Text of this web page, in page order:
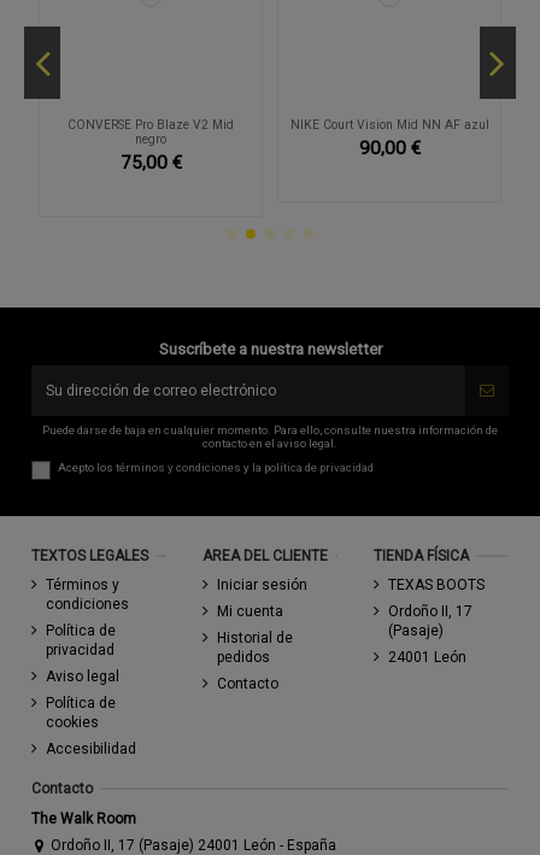
CONVERSE Pro Blaze V2 Mid
negro
75,00 €
NIKE Court Vision Mid NN AF azul
90,00 €
Suscríbete a nuestra newsletter
Puede darse de baja en cualquier momento. Para ello, consulte nuestra información de
contacto en el aviso legal.
Acepto lostérminos y condiciones y la política de privacidad
TEXTOS LEGALES
Términos y
condiciones
Política de
privacidad
Aviso legal
Política de
cookies
Accesibilidad
AREA DEL CLIENTE
Iniciar sesión
Mi cuenta
Historial de
pedidos
Contacto
TIENDA FÍSICA
TEXAS BOOTS
Ordoño II, 17
(Pasaje)
24001 León
Contacto
The Walk Room
Ordoño II, 17 (Pasaje) 24001 León - España